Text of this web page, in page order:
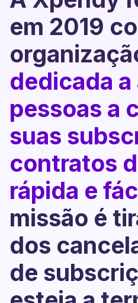
em 2019
dedicada a
pessoas a
suas
contratos
rápida e
missão é
dos
de